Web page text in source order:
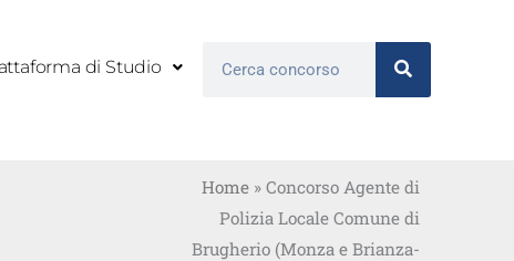
di Studio Cerca
Home» Concorso Agente di
Polizia Locale Comune di
Brugherio (Monza e Brianza-